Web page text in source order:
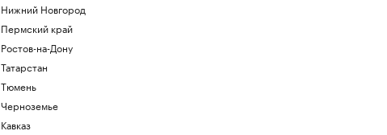
Нижний Новгород
Пермский край
Ростов-на-Дону
Татарстан
Тюмень
Черноземье
Кавказ